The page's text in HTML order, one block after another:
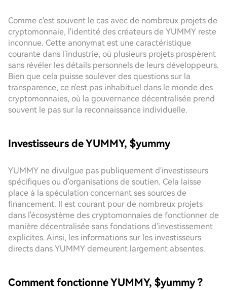
Comme c'est souvent le cas avec de nombreux projets de
cryptomonnaie, l'identité des créateurs de YUMMY reste
inconnue. Cette anonymat est une caractéristique
courante dans l'industrie, où plusieurs projets prospèrent
sans révéler les détails personnels de leurs développeurs.
Bien que cela puisse soulever des questions sur la
transparence, ce n'est pas inhabituel dans le monde des
cryptomonnaies, où la gouvernance décentralisée prend
souvent le pas sur la reconnaissance individuelle.
Investisseurs de YUMMY, $yummy
YUMMY ne divulgue pas publiquement d'investisseurs
spécifiques ou d'organisations de soutien. Cela laisse
place à la spéculation concernant ses sources de
financement. Il est courant pour de nombreux projets
dans l'écosystème des cryptomonnaies de fonctionner de
manière décentralisée sans fondations d'investissement
explicites. Ainsi, les informations sur les investisseurs
directs dans YUMMY demeurent largement absentes.
Comment fonctionne YUMMY, $yummy ?